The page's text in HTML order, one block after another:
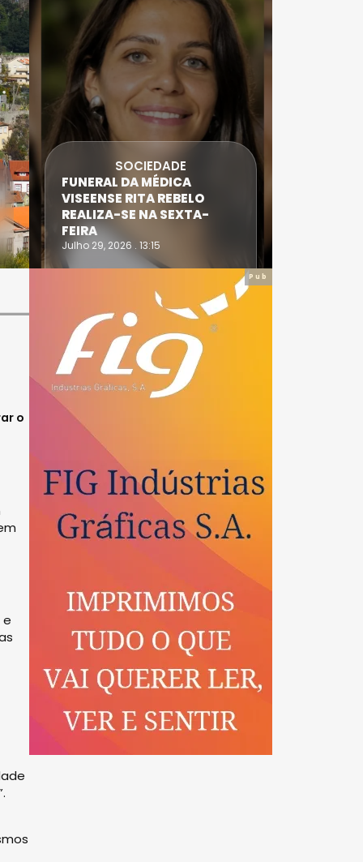
o
e
SOCIEDADE
FUNERAL DA MÉDICA
VISEENSE RITA REBELO
REALIZA-SE NA SEXTA-
FEIRA
Julho 29, 2026 . 13:15
Pub